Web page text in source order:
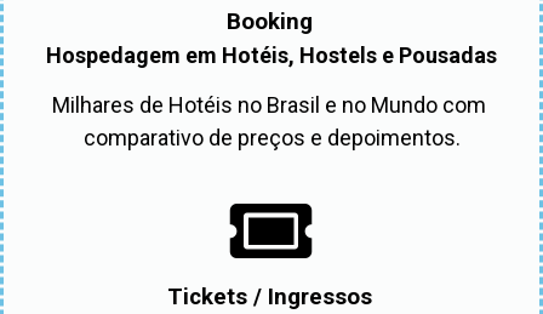
Booking
Hospedagem em Hotéis, Hostels e Pousadas
Milhares de Hotéis no Brasil e no Mundo com
comparativo de preços e depoimentos.
Tickets / Ingressos